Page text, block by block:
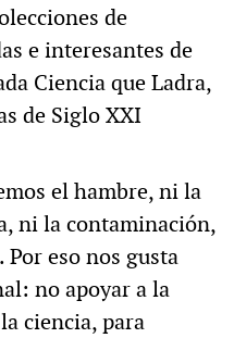
de
e interesantes de
Ciencia que Ladra,
de Siglo XXI
el hambre, ni la
ni la contaminación,
eso nos gusta
no apoyar a la
la ciencia, para